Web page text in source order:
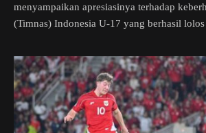
menyampaikan apresiasinya terhadap
(Timnas) Indonesia U-17 yang berhasil